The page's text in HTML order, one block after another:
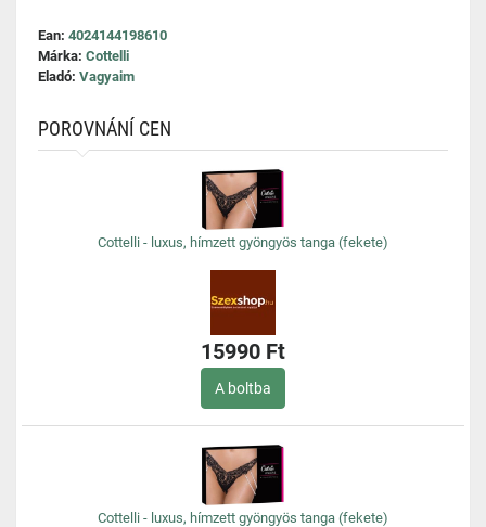
Ean: 4024144198610
Márka: Cottelli
Eladó: Vagyaim
POROVNÁNÍ CEN
Cottelli - luxus, hímzett gyöngyös tanga (fekete)
15990 Ft
A boltba
Cottelli - luxus, hímzett gyöngyös tanga (fekete)